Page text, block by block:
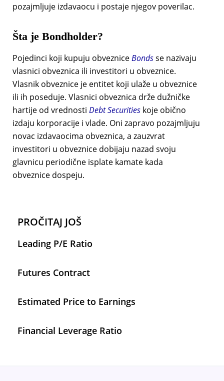
pozajmljuje izdavaocu i postaje njegov poverilac.
Šta je Bondholder?
Pojedinci koji kupuju obvezniceBondsse nazivaju
vlasnici obveznica ili investitori u obveznice.
Vlasnik obveznice je entitet koji ulaže u obveznice
ili ih poseduje. Vlasnici obveznica drže dužničke
hartije od vrednosti Debt Securitieskoje obično
izdaju korporacije i vlade. Oni zapravo pozajmljuju
novac izdavaocima obveznica, a zauzvrat
investitori u obveznice dobijaju nazad svoju
glavnicu periodične isplate kamate kada
obveznice dospeju.
PROČITAJ JOŠ
Leading P/E Ratio
Futures Contract
Estimated Price to Earnings
Financial Leverage Ratio